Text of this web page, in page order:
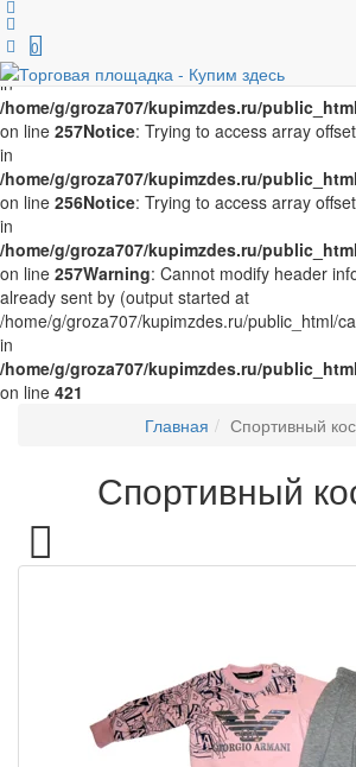
Notice
/home/g/groza707/kupimzdes.ru/
on line
in
/home/g/groza707/kupimzdes.ru/
on line 257Notice: Trying to access array
in
/home/g/groza707/kupimzdes.ru/
on line 256Notice: Trying to access array
in
/home/g/groza707/kupimzdes.ru/
on line 257Warning: Cannot modify header
already sent by (output started at
/home/g/groza707/kupimzdes.ru/public_html/
in
/home/g/groza707/kupimzdes.ru/
on line 421
0
Главная Спортивный
Спортивный